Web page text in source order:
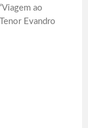
ao
Evandro